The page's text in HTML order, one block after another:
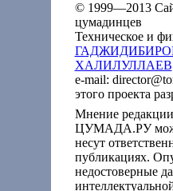
© 1999—2013
цумадинцев
Техническое и
ХАЛИЛУЛЛАЕВ
e-mail:
этого проекта
Мнение
ЦУМАДА.РУ
несут
публикациях.
недостоверные